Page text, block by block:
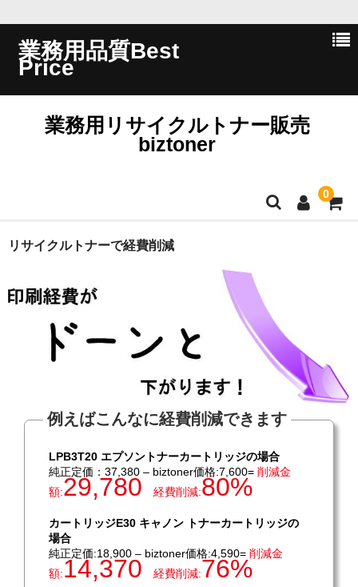
業務用品質Best
Price
業務用リサイクルトナー販売
biztoner
0
ホーム
問い合わせ
特定商取引法に基づく表示
保証受付中
プリンタ補償
貴社都合返品
リサイクルトナーで経費削減
例えばこんなに経費削減できます
LPB3T20 エプソントナーカートリッジの場合
純正定価：37,380 – biztoner価格:7,600= 削減金
額:29,780 経費削減:80%
カートリッジE30 キャノン トナーカートリッジの
場合
純正定価:18,900 – biztoner価格:4,590= 削減金
額:14,370 経費削減:76%